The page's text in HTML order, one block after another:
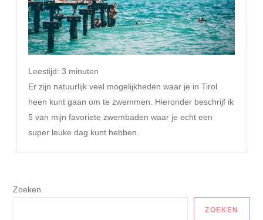
Leestijd: 3 minuten
Er zijn natuurlijk veel mogelijkheden waar je in Tirol
heen kunt gaan om te zwemmen. Hieronder beschrijf ik
5 van mijn favoriete zwembaden waar je echt een
super leuke dag kunt hebben.
Zoeken
ZOEKEN